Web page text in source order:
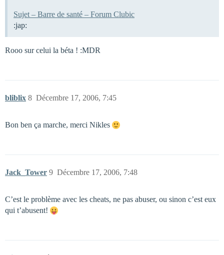
Sujet – Barre de santé – Forum Clubic
:jap:
Rooo sur celui la béta ! :MDR
bliblix Décembre 17, 2006, 7:45
8
Bon ben ça marche, merci Nikles
Jack_Tower Décembre 17, 2006, 7:48
9
C’est le problème avec les cheats, ne pas abuser, ou sinon c’est eux
qui t’abusent!